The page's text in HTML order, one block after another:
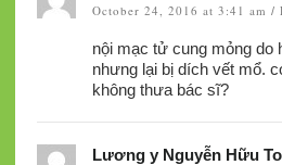
October 24, 2016 at 3:41 am /
nội mạc tử cung mỏng do
nhưng lại bị dích vết mổ.
không thưa bác sĩ?
Lương y Nguyễn Hữu